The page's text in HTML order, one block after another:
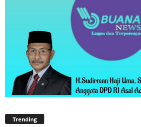
Trending